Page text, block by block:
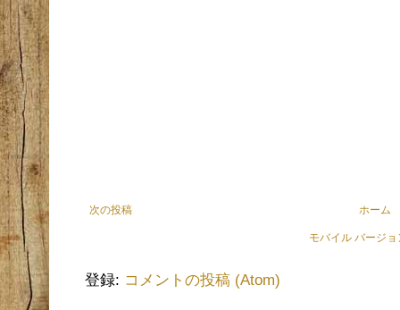
次の投稿 ホーム
モバイル バージ
登録: コメントの投稿 (Atom)